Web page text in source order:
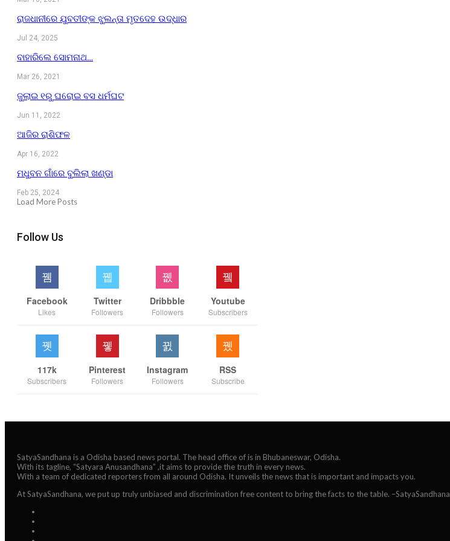
ରାଜଧାନୀରେ ଯୁବତୀଙ୍କ ଝୁଲନ୍ତା ମୃତଦେହ ଉଦ୍ଧାର
Jul 24, 2025
ବାହାରିଲେ ସୋମନାଥ…
Mar 26, 2021
ଜୁଲାଇ ୧ରୁ ଘରୋଇ ବସ ଧର୍ମଘଟ
Jun 11, 2022
ଆଜିର ରାଶିଫଳ
Apr 16, 2022
ମଧୁବନ ଗାଁରେ ବୁଲିଲା ଖଣ୍ଡା
Feb 25, 2024
Load More Posts
Follow Us
Facebook
Likes
Twitter
Followers
Dribbble
Followers
Youtube
Subscribers
117k
Subscribers
Pinterest
Followers
Instagram
Followers
RSS
Subscribe
SatyaSandhana is a Odisha based news portal. The head office of is in Bhubaneswar, Odisha.
With its tagline, “Satyara Anusandhana” ,it aims to provide the truth in every news.
With a team of dedicated reporters from all around Odisha. It unveils the news that is important and impacts you.
At SatyaSandhana, we put up truly unbiased and discrimination free content to bring the facts to the table. –SatyaSandhana